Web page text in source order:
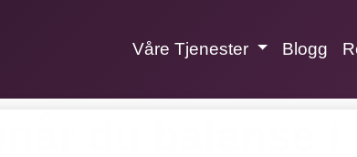
Våre Tjenester Blogg
du balanse